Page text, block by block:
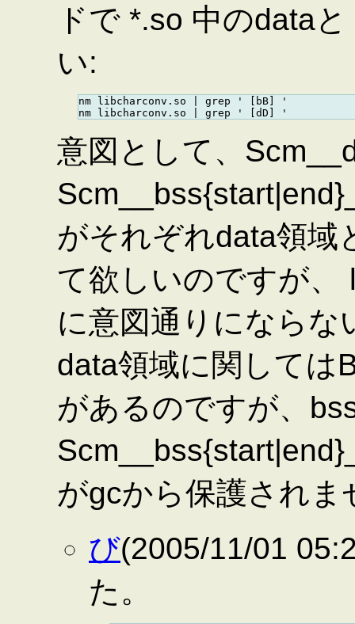
ドで *.so 中のdata
い:
nm libcharconv.so | grep ' [bB] '
意図として、
がそれぞれdata領域
て欲しいのですが、
に意図通りになら
data領域に関しては
があるのですが、
がgcから保護されま
び(2005/11/01
た。